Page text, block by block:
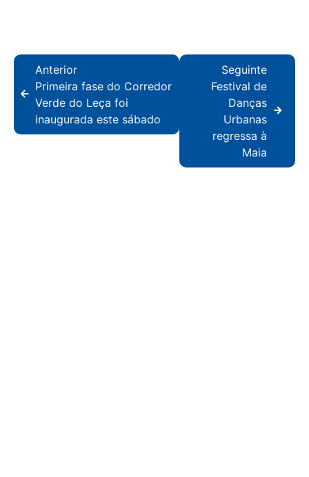
Anterior
Primeira fase do Corredor
Verde do Leça foi
inaugurada este sábado
Seguinte
Festival de
Danças
Urbanas
regressa à
Maia